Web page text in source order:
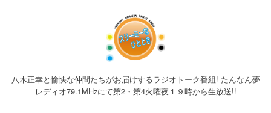
八木正幸と愉快な仲間たちがお届けするラジオトーク番組! たんなん夢
レディオ79.1MHzにて第2・第4火曜夜１９時から生放送!!